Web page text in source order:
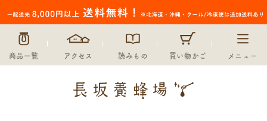
商品一覧 アクセス 読みもの 買い物かご メニュー